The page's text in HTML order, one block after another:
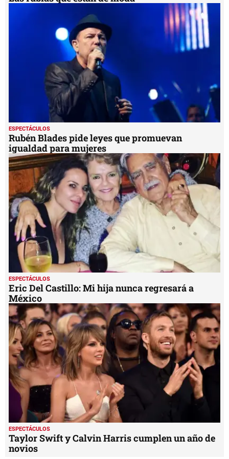
ESPECTÁCULOS
Rubén Blades pide leyes que promuevan
igualdad para mujeres
ESPECTÁCULOS
Eric Del Castillo: Mi hija nunca regresará a
México
ESPECTÁCULOS
Taylor Swift y Calvin Harris cumplen un año de
novios